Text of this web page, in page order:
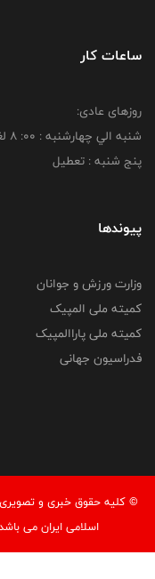
ساعات کار
روزهای عادی:
شنبه الي چهارشنبه : 00: 8 لغايت 16:00
پنج شنبه : تعطیل
پیوندها
وزارت ورزش و جوانان
کمیته ملی المپیک
کمیته ملی پاراالمپیک
فدراسیون جهانی
© کليه حقوق خبری و
اسلامی ایران می